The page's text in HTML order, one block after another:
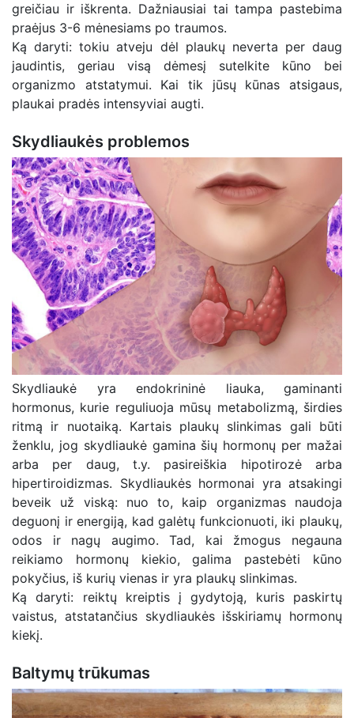
greičiau ir iškrenta. Dažniausiai tai tampa pastebima
praėjus 3-6 mėnesiams po traumos.
Ką daryti: tokiu atveju dėl plaukų neverta per daug
jaudintis, geriau visą dėmesį sutelkite kūno bei
organizmo atstatymui. Kai tik jūsų kūnas atsigaus,
plaukai pradės intensyviai augti.
Skydliaukės problemos
Skydliaukė yra endokrininė liauka, gaminanti
hormonus, kurie reguliuoja mūsų metabolizmą, širdies
ritmą ir nuotaiką. Kartais plaukų slinkimas gali būti
ženklu, jog skydliaukė gamina šių hormonų per mažai
arba per daug, t.y. pasireiškia hipotirozė arba
hipertiroidizmas. Skydliaukės hormonai yra atsakingi
beveik už viską: nuo to, kaip organizmas naudoja
deguonį ir energiją, kad galėtų funkcionuoti, iki plaukų,
odos ir nagų augimo. Tad, kai žmogus negauna
reikiamo hormonų kiekio, galima pastebėti kūno
pokyčius, iš kurių vienas ir yra plaukų slinkimas.
Ką daryti: reiktų kreiptis į gydytoją, kuris paskirtų
vaistus, atstatančius skydliaukės išskiriamų hormonų
kiekį.
Baltymų trūkumas